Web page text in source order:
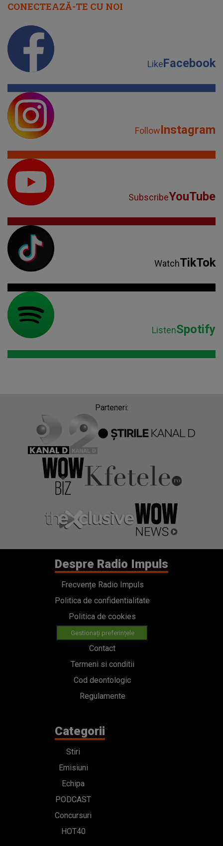
CONECTEAZĂ-TE CU NOI
LikeFacebook
FollowInstagram
SubscribeYouTube
WatchTikTok
ListenSpotify
Parteneri:
Despre Radio Impuls
Frecvențe Radio Impuls
Politica de confidentialitate
Politica de cookies
Gestionați preferințele
Contact
Termeni si conditii
Cod deontologic
Regulamente
Categorii
Stiri
Emisiuni
Echipa
PODCAST
Concursuri
HOT40